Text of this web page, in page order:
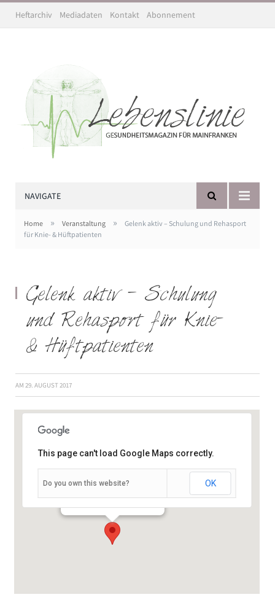
Heftarchiv Mediadaten Kontakt Abonnement
NAVIGATE
Home » Veranstaltung »
Gelenk aktiv – Schulung und Rehasport
für Knie- & Hüftpatienten
Gelenk aktiv – Schulung
und Rehasport für Knie-
& Hüftpatienten
AM 29. AUGUST 2017
Veranstaltungen
This page can't load Google Maps correctly.
Do you own this website? OK